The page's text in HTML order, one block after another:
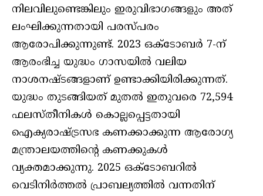
നിലവിലുണ്ടെങ്കിലും ഇരുവിഭാഗങ്ങളും അത്
ലംഘിക്കുന്നതായി പരസ്പരം
ആരോപിക്കുന്നുണ്ട്. 2023 ഒക്ടോബർ 7-ന്
ആരംഭിച്ച യുദ്ധം ഗാസയിൽ വലിയ
നാശനഷ്ടങ്ങളാണ് ഉണ്ടാക്കിയിരിക്കുന്നത്.
യുദ്ധം തുടങ്ങിയത് മുതൽ ഇതുവരെ 72,594
ഫലസ്തീനികൾ കൊല്ലപ്പെട്ടതായി
ഐക്യരാഷ്ട്രസഭ കണക്കാക്കുന്ന ആരോഗ്യ
മന്ത്രാലയത്തിന്റെ കണക്കുകൾ
വ്യക്തമാക്കുന്നു. 2025 ഒക്ടോബറിൽ
വെടിനിർത്തൽ പ്രാബല്യത്തിൽ വന്നതിന്